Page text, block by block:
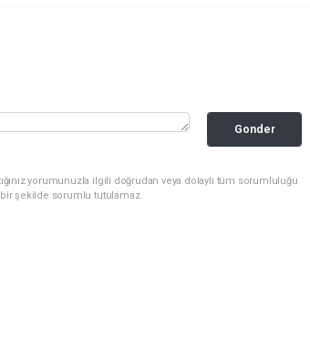
Gonder
yorumunuzla ilgili doğrudan veya dolaylı tüm sorumluluğu
şekilde sorumlu tutulamaz.